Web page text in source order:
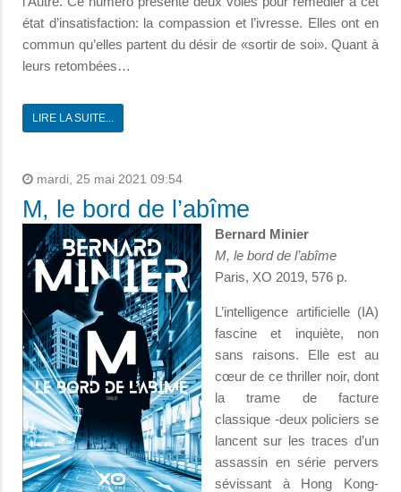
état d’insatisfaction: la compassion et l’ivresse. Elles ont en
commun qu’elles partent du désir de «sortir de soi». Quant à
leurs retombées…
LIRE LA SUITE...
mardi, 25 mai 2021 09:54
M, le bord de l’abîme
Bernard Minier
M, le bord de l’abîme
Paris, XO 2019, 576 p.
L’intelligence artificielle (IA)
fascine et inquiète, non
sans raisons. Elle est au
cœur de ce thriller noir, dont
la trame de facture
classique -deux policiers se
lancent sur les traces d’un
assassin en série pervers
sévissant à Hong Kong-